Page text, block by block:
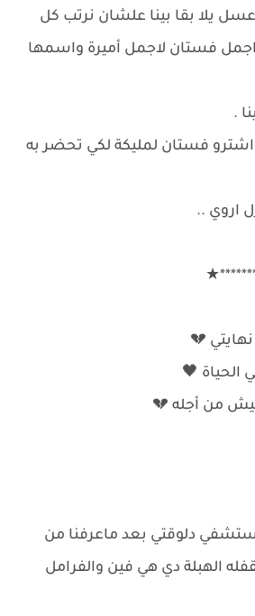
يلا بقا بينا علشان نرتب كل
فستان لاجمل أميرة واسمها
.
فستان لمليكة لكي تحضر به
اروي ..
💔
الحياة 🖤
من أجله 💔
دلوقتي بعد ماعرفنا من
الهبلة دي هي فين والفرامل